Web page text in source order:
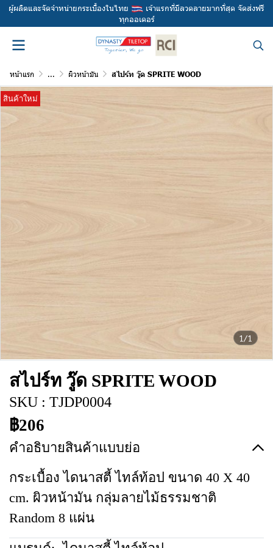
ผู้ผลิตและจัดจำหน่ายกระเบื้องในไทย
เจ้าแรกที่มีลวดลายมากที่สุด จัดส่งฟรี
ทุกออเดอร์
หน้าแรก ... ผิวหน้ามัน สไปร์ท วู๊ด SPRITE WOOD
1/1
สินค้าใหม่
สไปร์ท วู๊ด SPRITE WOOD
SKU : TJDP0004
฿206
คำอธิบายสินค้าแบบย่อ
กระเบื้อง ไดนาสตี้ ไทล์ท้อป ขนาด 40 X 40
cm. ผิวหน้ามัน กลุ่มลายไม้ธรรมชาติ
Random 8 แผ่น